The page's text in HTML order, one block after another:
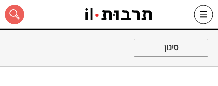
Skip
סינון